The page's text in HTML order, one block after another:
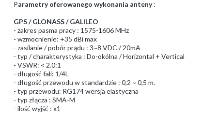
Parametry oferowanego wykonania anteny:
GPS / GLONASS / GALILEO
- zakres pasma pracy : 1575-1606 MHz
- wzmocnienie: +35 dBi max
- zasilanie / pobór prądu : 3~8 VDC / 20mA
- typ / charakterystyka : Do-okólna / Horizontal + Vertical
- VSWR: < 2.0:1
- długość fali: 1/4L
- długość przewodu w standardzie : 0,2 ~ 0,5 m.
- typ przewodu: RG174 wersja elastyczna
- typ złącza : SMA-M
- ilość wyjść : x1